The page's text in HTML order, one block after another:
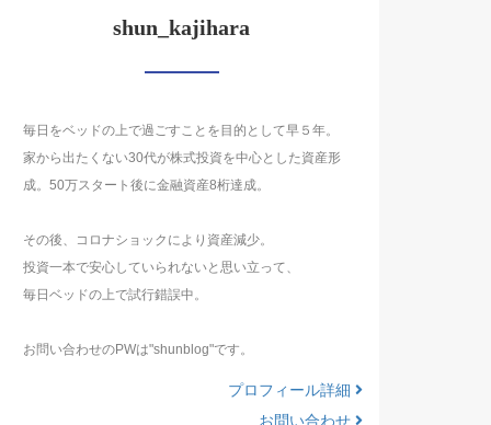
shun_kajihara
毎日をベッドの上で過ごすことを目的として早５年。
家から出たくない30代が株式投資を中心とした資産形
成。50万スタート後に金融資産8桁達成。
その後、コロナショックにより資産減少。
投資一本で安心していられないと思い立って、
毎日ベッドの上で試行錯誤中。
お問い合わせのPWは"shunblog"です。
プロフィール詳細
お問い合わせ